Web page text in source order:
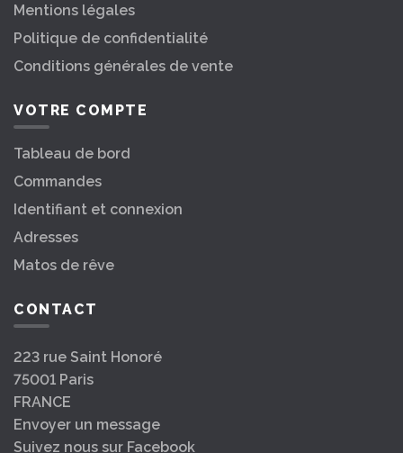
Mentions légales
Politique de confidentialité
Conditions générales de vente
VOTRE COMPTE
Tableau de bord
Commandes
Identifiant et connexion
Adresses
Matos de rêve
CONTACT
223 rue Saint Honoré
75001 Paris
FRANCE
Envoyer un message
Suivez nous sur Facebook